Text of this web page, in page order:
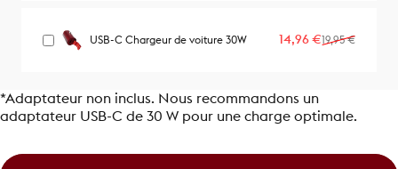
USB-C Chargeur de voiture 30W Prix
14,96 €
Prix habituel
19,95 €
*Adaptateur non inclus. Nous recommandons un
adaptateur USB-C de 30 W pour une charge optimale.